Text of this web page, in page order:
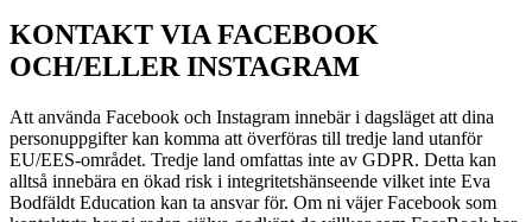
KONTAKT VIA FACEBOOK
OCH/ELLER INSTAGRAM
Att använda Facebook och Instagram innebär i dagsläget att dina
personuppgifter kan komma att överföras till tredje land utanför
EU/EES-området. Tredje land omfattas inte av GDPR. Detta kan
alltså innebära en ökad risk i integritetshänseende vilket inte Eva
Bodfäldt Education kan ta ansvar för. Om ni väjer Facebook som